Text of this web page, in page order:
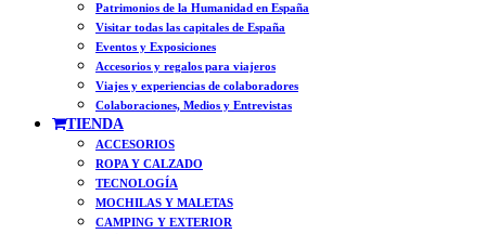
Patrimonios de la Humanidad en España
Visitar todas las capitales de España
Eventos y Exposiciones
Accesorios y regalos para viajeros
Viajes y experiencias de colaboradores
Colaboraciones, Medios y Entrevistas
TIENDA
ACCESORIOS
ROPA Y CALZADO
TECNOLOGÍA
MOCHILAS Y MALETAS
CAMPING Y EXTERIOR